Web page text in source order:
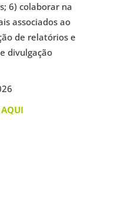
6) colaborar na
associados ao
de relatórios e
divulgação
AQUI